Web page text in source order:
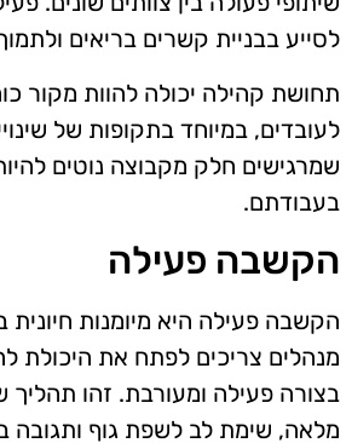
לסייע בבניית קשרים בריאים
תחושת קהילה יכולה להוות מקור
לעובדים, במיוחד בתקופות של
שמרגישים חלק מקבוצה נוטים
בעבודתם.
הקשבה פעילה
הקשבה פעילה היא מיומנות
מנהלים צריכים לפתח את היכולת
בצורה פעילה ומעורבת. זהו
מלאה, שימת לב לשפת גוף ותגובה